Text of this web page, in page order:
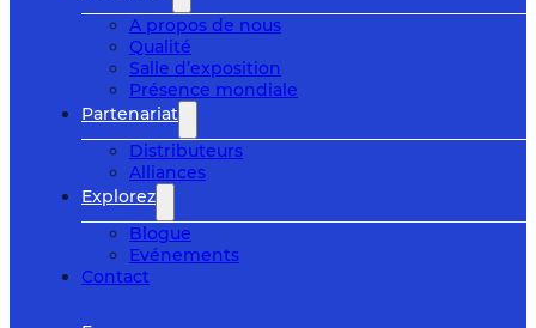
A propos de nous
Qualité
Salle d’exposition
Présence mondiale
Partenariat
Distributeurs
Alliances
Explorez
Blogue
Evénements
Contact